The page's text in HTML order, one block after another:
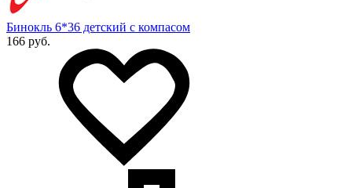
Бинокль 6*36 детский с компасом
166 руб.